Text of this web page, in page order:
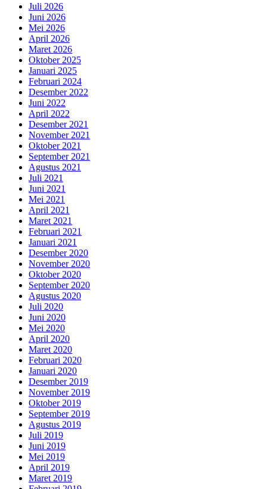
Juli 2026
Juni 2026
Mei 2026
April 2026
Maret 2026
Oktober 2025
Januari 2025
Februari 2024
Desember 2022
Juni 2022
April 2022
Desember 2021
November 2021
Oktober 2021
September 2021
Agustus 2021
Juli 2021
Juni 2021
Mei 2021
April 2021
Maret 2021
Februari 2021
Januari 2021
Desember 2020
November 2020
Oktober 2020
September 2020
Agustus 2020
Juli 2020
Juni 2020
Mei 2020
April 2020
Maret 2020
Februari 2020
Januari 2020
Desember 2019
November 2019
Oktober 2019
September 2019
Agustus 2019
Juli 2019
Juni 2019
Mei 2019
April 2019
Maret 2019